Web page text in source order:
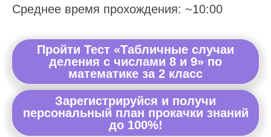
Среднее время прохождения: ~10:00
Пройти Тест «Табличные случаи
деления с числами 8 и 9» по
математике за 2 класс
Зарегистрируйся и получи
персональный план прокачки знаний
до 100%!